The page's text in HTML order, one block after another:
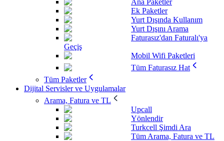
Ana Paketler
Ek Paketler
Yurt Dışında Kullanım
Yurt Dışını Arama
Faturasız'dan Faturalı'ya
Geçiş
Mobil Wifi Paketleri
Tüm Faturasız Hat
Tüm Paketler
Dijital Servisler ve Uygulamalar
Arama, Fatura ve TL
Upcall
Yönlendir
Turkcell Şimdi Ara
Tüm Arama, Fatura ve TL